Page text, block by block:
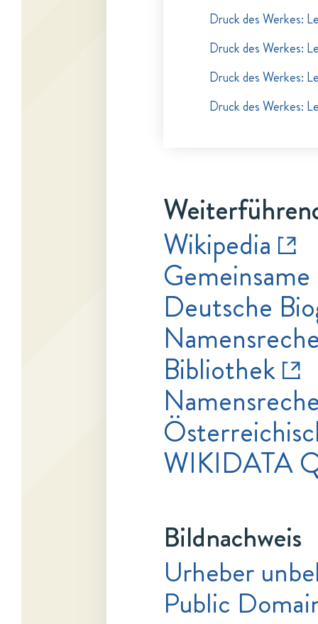
Druck des Werkes:
Druck des Werkes:
Druck des Werkes:
Druck des Werkes:
Wikipedia
Deutsche
Bibliothek
WIKIDATA
Bildnachweis
Urheber
Public